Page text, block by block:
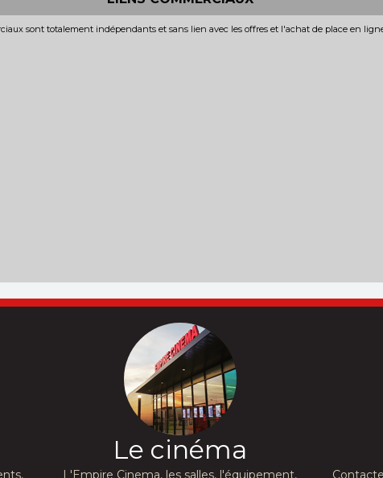
sont totalement indépendants et sans lien avec les offres et l'achat de place en
Le cinéma
L'Empire Cinema, les salles, l'équipement,